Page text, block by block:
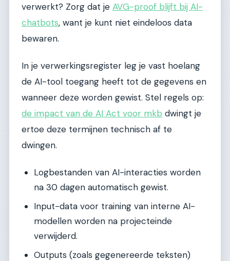
verwerkt? Zorg dat je AVG-proof blijft bij AI-
chatbots, want je kunt niet eindeloos data
bewaren.
In je verwerkingsregister leg je vast hoelang
de AI-tool toegang heeft tot de gegevens en
wanneer deze worden gewist. Stel regels op:
de impact van de AI Act voor mkb dwingt je
ertoe deze termijnen technisch af te
dwingen.
Logbestanden van AI-interacties worden
na 30 dagen automatisch gewist.
Input-data voor training van interne AI-
modellen worden na projecteinde
verwijderd.
Outputs (zoals gegenereerde teksten)